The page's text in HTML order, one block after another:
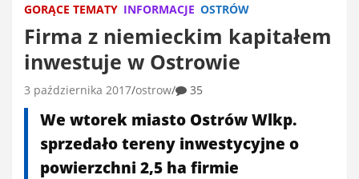
GORĄCE TEMATY INFORMACJE OSTRÓW
Firma z niemieckim kapitałem
inwestuje w Ostrowie
3 października 2017 ostrow 35
We wtorek miasto Ostrów Wlkp.
sprzedało tereny inwestycyjne o
powierzchni 2,5 ha firmie